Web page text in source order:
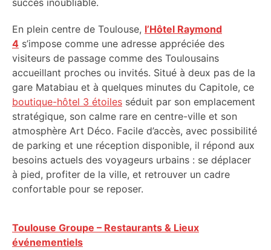
succès inoubliable.
En plein centre de Toulouse, l’Hôtel Raymond
4 s’impose comme une adresse appréciée des
visiteurs de passage comme des Toulousains
accueillant proches ou invités. Situé à deux pas de la
gare Matabiau et à quelques minutes du Capitole, ce
boutique-hôtel 3 étoiles séduit par son emplacement
stratégique, son calme rare en centre-ville et son
atmosphère Art Déco. Facile d’accès, avec possibilité
de parking et une réception disponible, il répond aux
besoins actuels des voyageurs urbains : se déplacer
à pied, profiter de la ville, et retrouver un cadre
confortable pour se reposer.
Toulouse Groupe – Restaurants & Lieux
événementiels